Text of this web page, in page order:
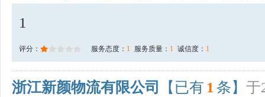
1
评分： 服务态度： 1 服务质量： 1 诚信度： 1
浙江新颜物流有限公司 【已有 1 条】 于